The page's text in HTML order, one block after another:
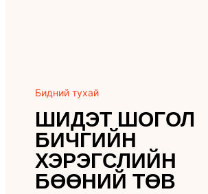
Бидний тухай
ШИДЭТ ШОГОЛ
БИЧГИЙН
ХЭРЭГСЛИЙН
БӨӨНИЙ ТӨВ